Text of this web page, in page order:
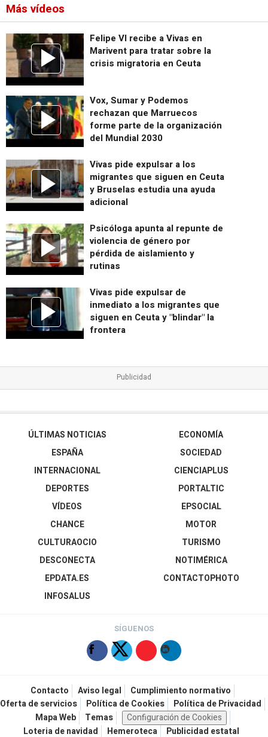
Más vídeos
Felipe VI recibe a Vivas en
Marivent para tratar sobre la
crisis migratoria en Ceuta
Vox, Sumar y Podemos
rechazan que Marruecos
forme parte de la organización
del Mundial 2030
Vivas pide expulsar a los
migrantes que siguen en Ceuta
y Bruselas estudia una ayuda
adicional
Psicóloga apunta al repunte de
violencia de género por
pérdida de aislamiento y
rutinas
Vivas pide expulsar de
inmediato a los migrantes que
siguen en Ceuta y "blindar" la
frontera
ÚLTIMAS NOTICIAS
ESPAÑA
INTERNACIONAL
DEPORTES
VÍDEOS
ECONOMÍA
SOCIEDAD
CIENCIAPLUS
PORTALTIC
EPSOCIAL
CHANCE
CULTURAOCIO
DESCONECTA
EPDATA.ES
INFOSALUS
MOTOR
TURISMO
NOTIMÉRICA
CONTACTOPHOTO
SÍGUENOS
Contacto Aviso legal
Cumplimiento normativo
Oferta de servicios
Política de Cookies
Política de Privacidad
Mapa Web
Temas
Configuración de Cookies
Loteria de navidad
Hemeroteca Publicidad estatal